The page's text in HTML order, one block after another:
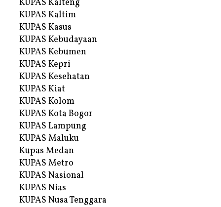
KUPAS Kalteng
KUPAS Kaltim
KUPAS Kasus
KUPAS Kebudayaan
KUPAS Kebumen
KUPAS Kepri
KUPAS Kesehatan
KUPAS Kiat
KUPAS Kolom
KUPAS Kota Bogor
KUPAS Lampung
KUPAS Maluku
Kupas Medan
KUPAS Metro
KUPAS Nasional
KUPAS Nias
KUPAS Nusa Tenggara